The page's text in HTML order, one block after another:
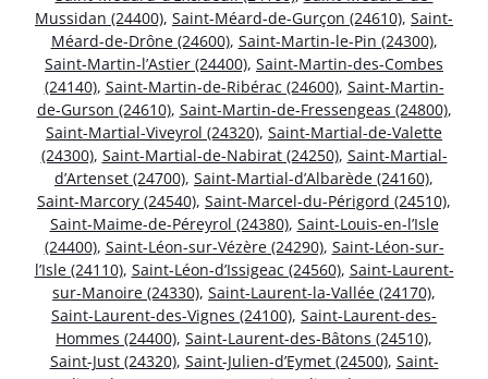
Mussidan (24400), Saint-Méard-de-Gurçon (24610), Saint-
Méard-de-Drône (24600), Saint-Martin-le-Pin (24300),
Saint-Martin-l’Astier (24400), Saint-Martin-des-Combes
(24140), Saint-Martin-de-Ribérac (24600), Saint-Martin-
de-Gurson (24610), Saint-Martin-de-Fressengeas (24800),
Saint-Martial-Viveyrol (24320), Saint-Martial-de-Valette
(24300), Saint-Martial-de-Nabirat (24250), Saint-Martial-
d’Artenset (24700), Saint-Martial-d’Albarède (24160),
Saint-Marcory (24540), Saint-Marcel-du-Périgord (24510),
Saint-Maime-de-Péreyrol (24380), Saint-Louis-en-l’Isle
(24400), Saint-Léon-sur-Vézère (24290), Saint-Léon-sur-
l’Isle (24110), Saint-Léon-d’Issigeac (24560), Saint-Laurent-
sur-Manoire (24330), Saint-Laurent-la-Vallée (24170),
Saint-Laurent-des-Vignes (24100), Saint-Laurent-des-
Hommes (24400), Saint-Laurent-des-Bâtons (24510),
Saint-Just (24320), Saint-Julien-d’Eymet (24500), Saint-